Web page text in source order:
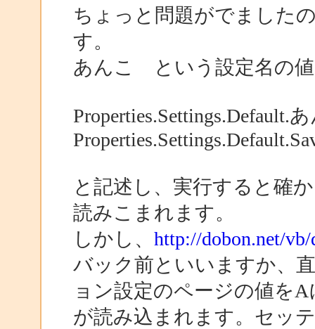
ちょっと問題がでました
す。
あんこ という設定名の
Properties.Settings.Default.
と記述し、実行すると確
読みこまれます。
しかし、 http://dobon.net/
バック前といいますか、
ョン設定のページの値を
が読み込まれます。セッ